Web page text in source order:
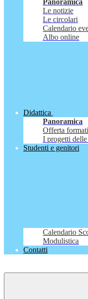
Panoramica
Le notizie
Le circolari
Calendario
Albo online
Didattica
Panoramica
Offerta
I progetti delle
Studenti e genitori
Calendario
Modulistica
Contatti